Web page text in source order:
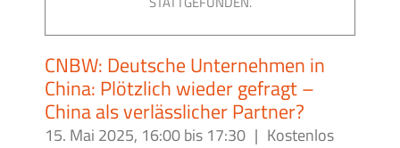
CNBW: Deutsche Unternehmen in
China: Plötzlich wieder gefragt –
China als verlässlicher Partner?
15. Mai 2025, 16:00bis 17:30 | Kostenlos